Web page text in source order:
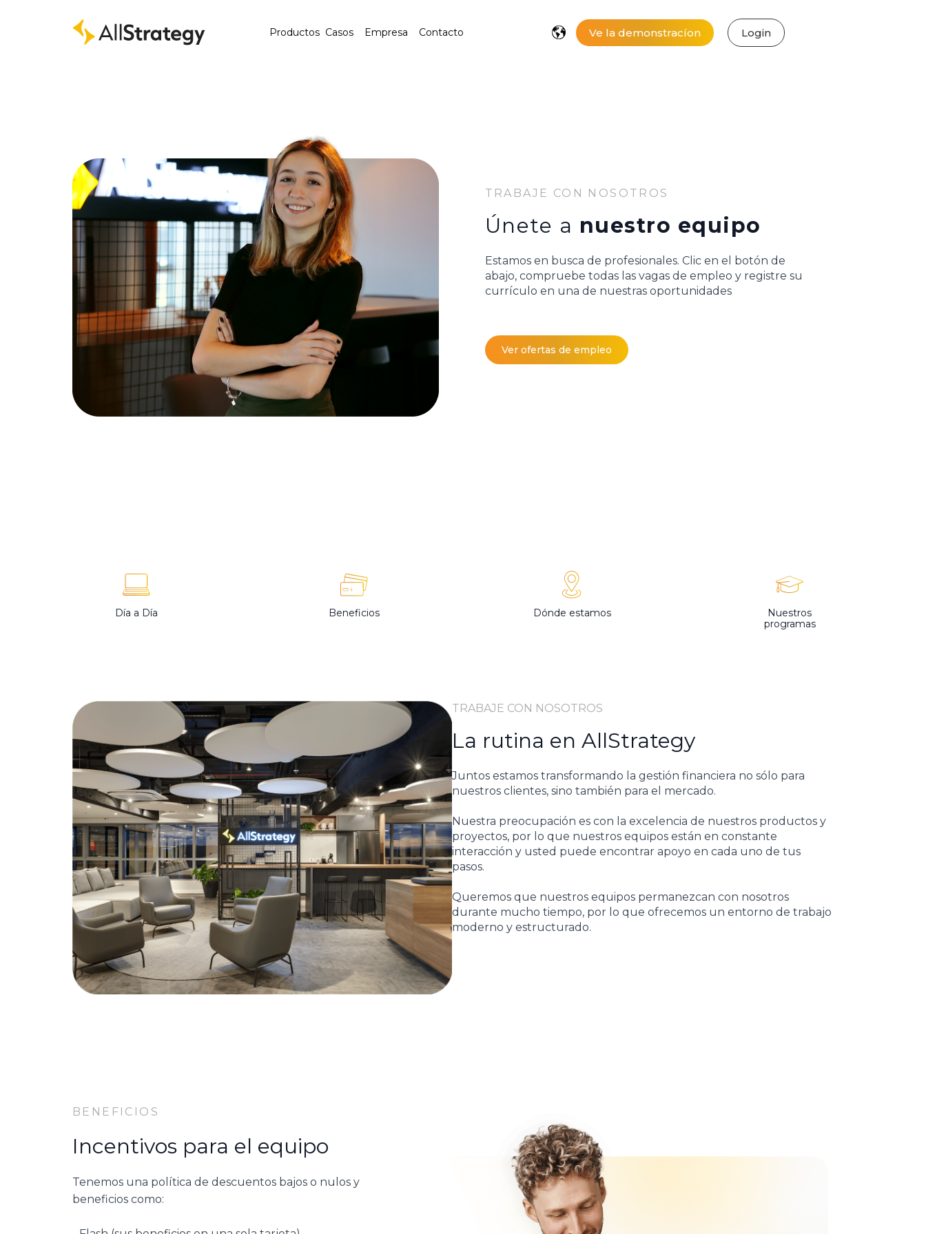
Productos Casos Empresa Contacto Ve la demonstracíon Login
TRABAJE CON NOSOTROS
Únete a nuestro equipo
Estamos en busca de profesionales. Clic en el botón de
abajo, compruebe todas las vagas de empleo y registre su
currículo en una de nuestras oportunidades
Ver ofertas de empleo
Día a Día Beneficios Dónde estamos
Nuestros
programas
TRABAJE CON NOSOTROS
La rutina en AllStrategy
Juntos estamos transformando la gestión financiera no sólo para
nuestros clientes, sino también para el mercado.
Nuestra preocupación es con la excelencia de nuestros productos y
proyectos, por lo que nuestros equipos están en constante
interacción y usted puede encontrar apoyo en cada uno de tus
pasos.
Queremos que nuestros equipos permanezcan con nosotros
durante mucho tiempo, por lo que ofrecemos un entorno de trabajo
moderno y estructurado.
BENEFICIOS
Incentivos para el equipo
Tenemos una política de descuentos bajos o nulos y
beneficios como: